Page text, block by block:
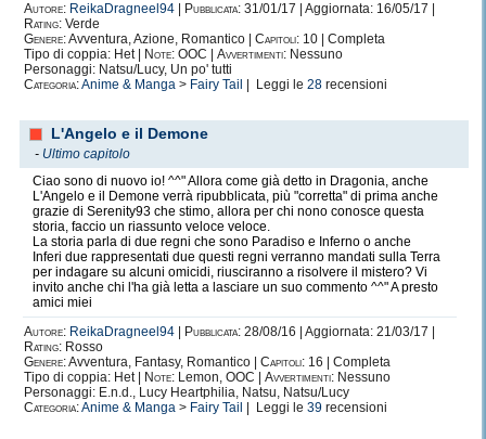
Autore: ReikaDragneel94 Pubblicata: 31/01/17 | Aggiornata: 16/05/17 |
Rating: Verde
Genere:Avventura, Azione, Romantico | Capitoli: 10 | Completa
Tipo di coppia: Het |
Note: OOC | Avvertimenti: Nessuno
Personaggi: Natsu/Lucy, Un po' tutti
Categoria:Anime & Manga > Fairy Tail | Leggi le 28 recensioni
L'Angelo e il Demone
- Ultimo capitolo
Ciao sono di nuovo io! ^^" Allora come già detto in Dragonia, anche
L'Angelo e il Demone verrà ripubblicata, più "corretta" di prima anche
grazie di Serenity93 che stimo, allora per chi nono conosce questa
storia, faccio un riassunto veloce veloce.
La storia parla di due regni che sono Paradiso e Inferno o anche
Inferi due rappresentati due questi regni verranno mandati sulla Terra
per indagare su alcuni omicidi, riusciranno a risolvere il mistero? Vi
invito anche chi l'ha già letta a lasciare un suo commento ^^" A presto
amici miei
Autore: ReikaDragneel94 Pubblicata: 28/08/16 | Aggiornata: 21/03/17 |
Rating: Rosso
Genere:Avventura, Fantasy, Romantico | Capitoli: 16 | Completa
Tipo di coppia: Het |
Note: Lemon, OOC | Avvertimenti: Nessuno
Personaggi: E.n.d., Lucy Heartphilia, Natsu, Natsu/Lucy
Categoria:Anime & Manga > Fairy Tail | Leggi le 39 recensioni